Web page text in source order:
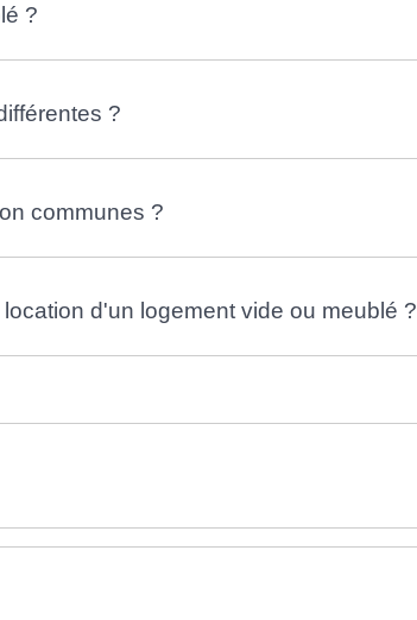
?
?
communes ?
d'un logement vide ou meublé ?